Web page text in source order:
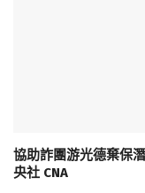
協助詐團游光德棄保
央社 CNA